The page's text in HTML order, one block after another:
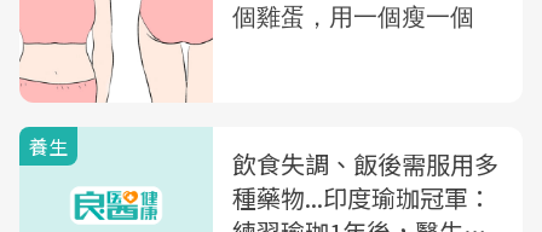
養生
飲食失調、飯後需服用多
種藥物...印度瑜珈冠軍：